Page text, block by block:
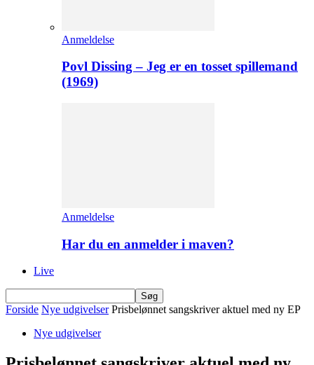
Anmeldelse
Povl Dissing – Jeg er en tosset spillemand
(1969)
Anmeldelse
Har du en anmelder i maven?
Live
Forside Nye udgivelser Prisbelønnet sangskriver aktuel med ny EP
Nye udgivelser